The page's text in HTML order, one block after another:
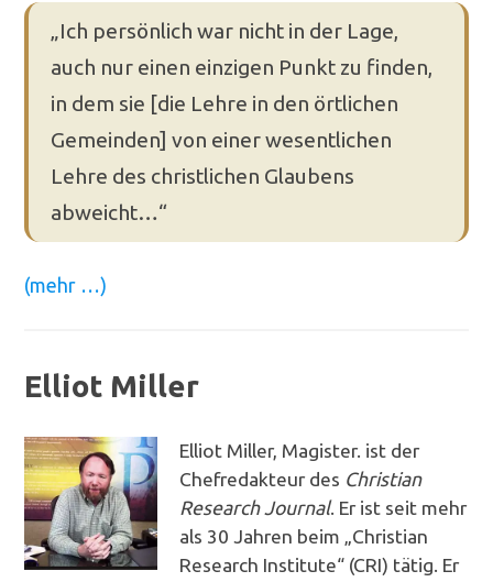
„Ich persönlich war nicht in der Lage,
auch nur einen einzigen Punkt zu finden,
in dem sie [die Lehre in den örtlichen
Gemeinden] von einer wesentlichen
Lehre des christlichen Glaubens
abweicht…“
(mehr …)
Elliot Miller
Elliot Miller, Magister. ist der
Chefredakteur des Christian
Research Journal. Er ist seit mehr
als 30 Jahren beim „Christian
Research Institute“ (CRI) tätig. Er